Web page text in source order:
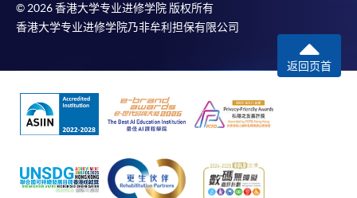
© 2026 香港大学专业进修学院 版权所有
香港大学专业进修学院乃非牟利担保有限公司
返回页首